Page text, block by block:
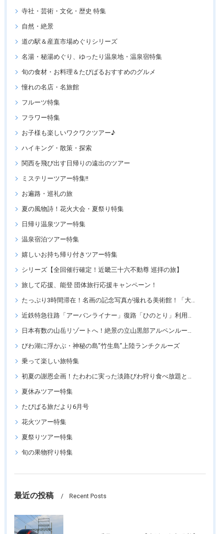
寺社・芸術・文化・歴史 特集
自然・絶景
道の駅＆産直市場めぐりシリーズ
名湯・秘湯めぐり、ゆったり温泉地・温泉宿特集
旬の食材・お料理＆たびぱるおすすめのグルメ
憧れの名店・名旅館
フルーツ特集
フラワー特集
お子様も楽しいワクワクツアー♪
ハイキング・散策・探索
関西を飛び出す日帰りの遠出のツアー
ミステリーツアー特集!!
お遍路・巡礼の旅
夏の風物詩！花火大会・夏祭り特集
日帰り温泉ツアー特集
温泉宿泊ツアー特集
嬉しいお持ち帰り付きツアー特集
シリーズ【全回催行確定！近畿三十六不動尊 巡拝の旅】
旅して応援、能登 団体旅行応援キャンペーン！
たっぷり3時間滞在！名画の記念写真が撮れる美術館！「大塚国際美術館」
近鉄特急往路「アーバンライナー」復路「ひのとり」利用ツアー
日本有数の山岳リゾートへ！絶景の立山黒部アルペンルートツアー
びわ湖に浮かぶ・神秘の島”竹生島”上陸ランチクルーズ
乗って楽しい旅特集
初夏の謝恩企画！たわわに実った淡路びわ狩り食べ放題と「王侯貴族のバラ園」須磨離宮公園
夏休みツアー特集
たびぱる旅だより6月号
花火ツアー特集
夏祭りツアー特集
旬の果物狩り特集
最近の投稿 Recent Posts